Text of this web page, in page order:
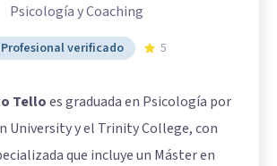
Psicología y Coaching
Profesional verificado 5
Telloes graduada en Psicología por
University y el Trinity College, con
que incluye un Máster en